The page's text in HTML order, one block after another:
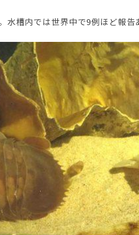
水槽内では世界中で9例ほど報告